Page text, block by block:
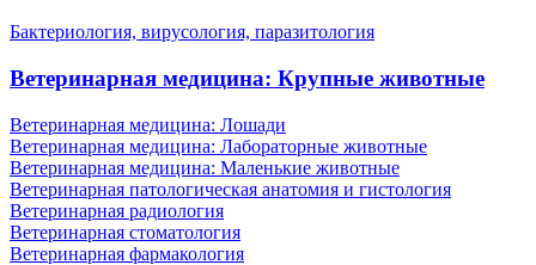
Бактериология, вирусология, паразитология
Ветеринарная медицина: Крупные животные
Ветеринарная медицина: Лошади
Ветеринарная медицина: Лабораторные животные
Ветеринарная медицина: Маленькие животные
Ветеринарная патологическая анатомия и гистология
Ветеринарная радиология
Ветеринарная стоматология
Ветеринарная фармакология